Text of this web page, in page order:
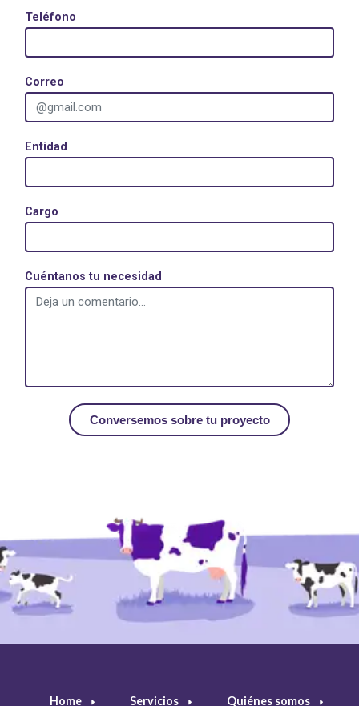
Teléfono
Correo
Entidad
Cargo
Cuéntanos tu necesidad
Home Servicios Quiénes somos